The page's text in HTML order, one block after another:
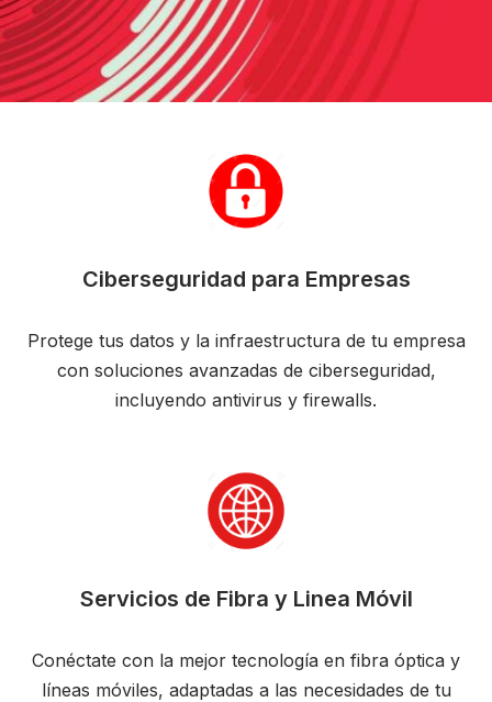
Ciberseguridad para Empresas
Protege tus datos y la infraestructura de tu empresa
con soluciones avanzadas de ciberseguridad,
incluyendo antivirus y firewalls.
Servicios de Fibra y Linea Móvil
Conéctate con la mejor tecnología en fibra óptica y
líneas móviles, adaptadas a las necesidades de tu